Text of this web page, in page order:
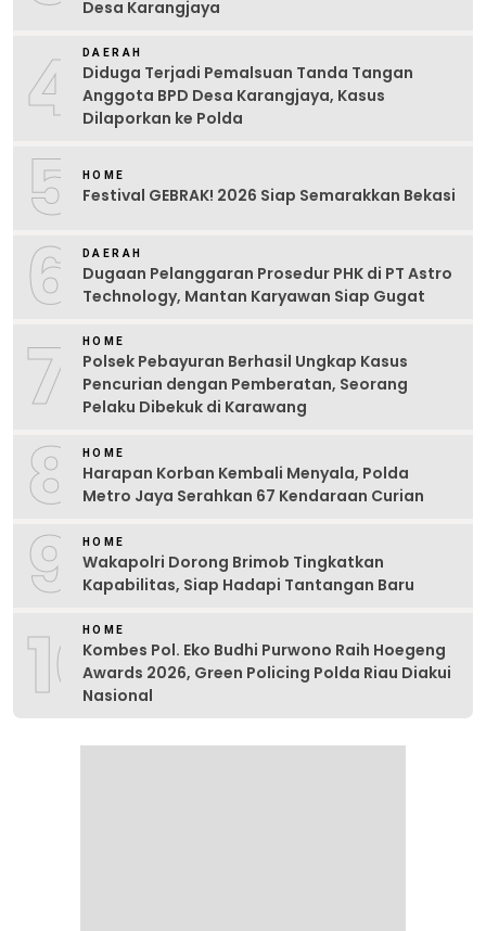
Desa Karangjaya
4 DAERAH
Diduga Terjadi Pemalsuan Tanda Tangan
Anggota BPD Desa Karangjaya, Kasus
Dilaporkan ke Polda
5 HOME
Festival GEBRAK! 2026 Siap Semarakkan Bekasi
6 DAERAH
Dugaan Pelanggaran Prosedur PHK di PT Astro
Technology, Mantan Karyawan Siap Gugat
7 HOME
Polsek Pebayuran Berhasil Ungkap Kasus
Pencurian dengan Pemberatan, Seorang
Pelaku Dibekuk di Karawang
8 HOME
Harapan Korban Kembali Menyala, Polda
Metro Jaya Serahkan 67 Kendaraan Curian
9 HOME
Wakapolri Dorong Brimob Tingkatkan
Kapabilitas, Siap Hadapi Tantangan Baru
10HOME
Kombes Pol. Eko Budhi Purwono Raih Hoegeng
Awards 2026, Green Policing Polda Riau Diakui
Nasional